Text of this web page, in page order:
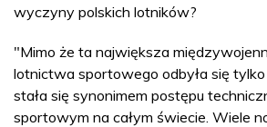
wyczyny polskich lotników?
"Mimo że ta największa
lotnictwa sportowego odbyła się tylko
stała się synonimem postępu
sportowym na całym świecie. Wiele